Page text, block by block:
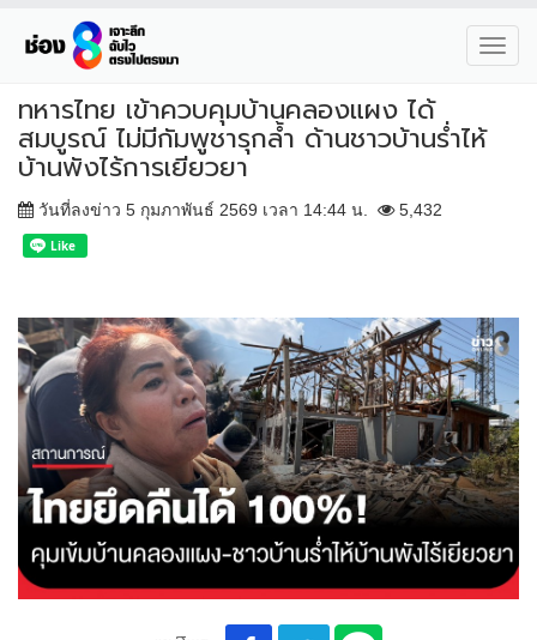
ทหารไทย เข้าควบคุมบ้านคลองแผง ได้
สมบูรณ์ ไม่มีกัมพูชารุกล้ำ ด้านชาวบ้านร่ำไห้
บ้านพังไร้การเยียวยา
วันที่ลงข่าว 5 กุมภาพันธ์ 2569 เวลา 14:44 น. 5,432